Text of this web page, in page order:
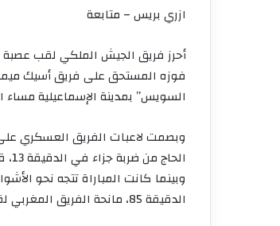
ازري بريس – متابعة
فوزه المستحق على فريق أسيك
السويس” بمدينة الإسماعيلية مساء
وبصمت لاعبات الفريق العسكري
وبينما كانت المباراة تتجه نحو
الدقيقة 85، مانحة الفريق المغربي لقبًا تاريخيًا آخر.